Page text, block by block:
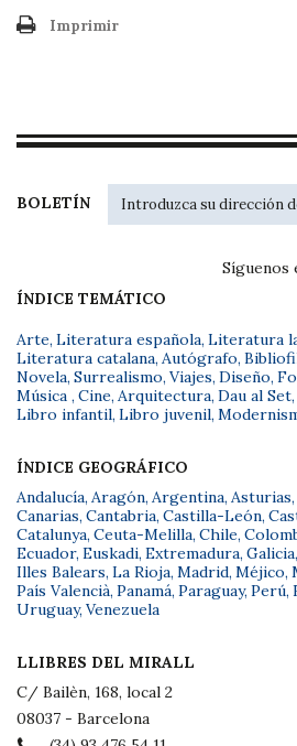
Imprimir
BOLETÍN
Síguenos
ÍNDICE TEMÁTICO
Arte, Literatura española, Literatura
Literatura catalana, Autógrafo,
Novela, Surrealismo, Viajes, Diseño,
Música , Cine, Arquitectura, Dau al Set,
Libro infantil, Libro juvenil,
ÍNDICE GEOGRÁFICO
Andalucía, Aragón, Argentina, Asturias,
Canarias, Cantabria, Castilla-León,
Catalunya, Ceuta-Melilla, Chile,
Ecuador, Euskadi, Extremadura, Galicia,
Illes Balears, La Rioja, Madrid, Méjico,
País Valencià, Panamá, Paraguay, Perú,
Uruguay, Venezuela
LLIBRES DEL MIRALL
C/ Bailèn, 168, local 2
08037 - Barcelona